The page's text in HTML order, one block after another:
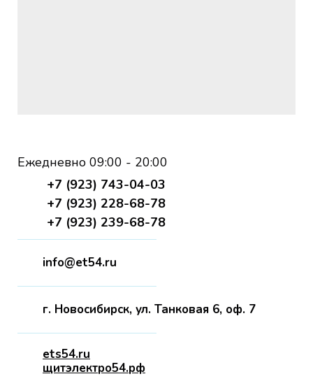
Ежедневно 09:00 - 20:00
+7 (923) 743-04-03
+7 (923) 228-68-78
+7 (923) 239-68-78
info@et54.ru
г. Новосибирск, ул. Танковая 6, оф. 7
ets54.ru
щитэлектро54.рф